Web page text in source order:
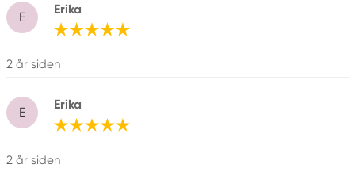
E
Erika
2 år siden
E
Erika
2 år siden